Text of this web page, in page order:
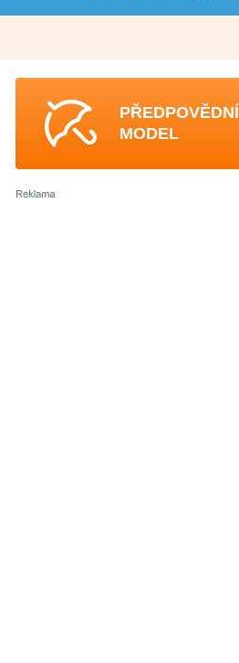
PŘEDPOVĚDNÍ
MODEL